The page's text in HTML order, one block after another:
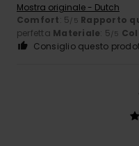
Mostra originale - Dutch
Comfort: 5 /5 Rapporto
perfetta Materiale: 5 /5
Consiglio questo